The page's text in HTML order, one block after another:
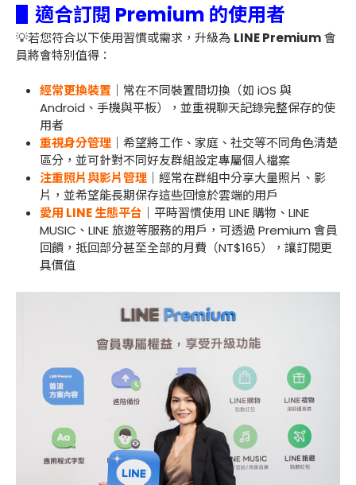
▋適合訂閱 Premium 的使用者
💡若您符合以下使用習慣或需求，升級為 LINE Premium會
員將會特別值得：
經常更換裝置 ｜常在不同裝置間切換（如 iOS 與
Android、手機與平板），並重視聊天記錄完整保存的使
用者
重視身分管理 ｜希望將工作、家庭、社交等不同角色清楚
區分，並可針對不同好友群組設定專屬個人檔案
注重照片與影片管理 ｜經常在群組中分享大量照片、影
片，並希望能長期保存這些回憶於雲端的用戶
愛用 LINE 生態平台 ｜平時習慣使用 LINE 購物、LINE
MUSIC、LINE 旅遊等服務的用戶，可透過 Premium 會員
回饋，抵回部分甚至全部的月費（NT$165），讓訂閱更
具價值